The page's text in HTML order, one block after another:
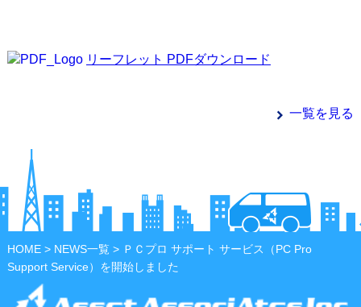
リーフレット PDFダウンロード
一覧を見る
HOME> NEWS一覧> ＰＣプロ サポート サービス（PC Pro
Support Service）を開始しました